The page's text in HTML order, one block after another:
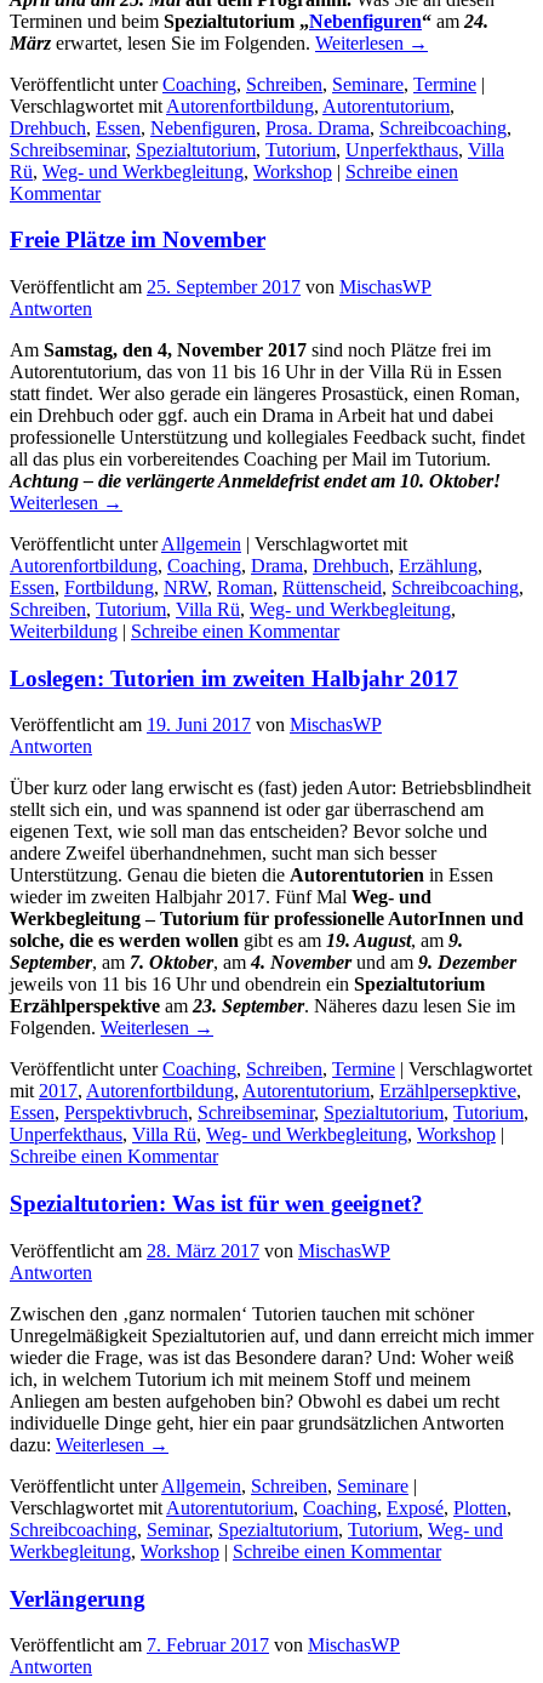
Terminen und beim Spezialtutorium „Nebenfiguren“ am 24.
März erwartet, lesen Sie im Folgenden. Weiterlesen →
Veröffentlicht unter Coaching, Schreiben, Seminare, Termine |
Verschlagwortet mit Autorenfortbildung, Autorentutorium,
Drehbuch, Essen, Nebenfiguren, Prosa. Drama, Schreibcoaching,
Schreibseminar, Spezialtutorium, Tutorium, Unperfekthaus, Villa
Rü, Weg- und Werkbegleitung, Workshop | Schreibe einen
Kommentar
Freie Plätze im November
Veröffentlicht am 25. September 2017 von MischasWP
Antworten
Am Samstag, den 4, November 2017 sind noch Plätze frei im
Autorentutorium, das von 11 bis 16 Uhr in der Villa Rü in Essen
statt findet. Wer also gerade ein längeres Prosastück, einen Roman,
ein Drehbuch oder ggf. auch ein Drama in Arbeit hat und dabei
professionelle Unterstützung und kollegiales Feedback sucht, findet
all das plus ein vorbereitendes Coaching per Mail im Tutorium.
Achtung – die verlängerte Anmeldefrist endet am 10. Oktober!
Weiterlesen →
Veröffentlicht unter Allgemein | Verschlagwortet mit
Autorenfortbildung, Coaching, Drama, Drehbuch, Erzählung,
Essen, Fortbildung, NRW, Roman, Rüttenscheid, Schreibcoaching,
Schreiben, Tutorium, Villa Rü, Weg- und Werkbegleitung,
Weiterbildung | Schreibe einen Kommentar
Loslegen: Tutorien im zweiten Halbjahr 2017
Veröffentlicht am 19. Juni 2017 von MischasWP
Antworten
Über kurz oder lang erwischt es (fast) jeden Autor: Betriebsblindheit
stellt sich ein, und was spannend ist oder gar überraschend am
eigenen Text, wie soll man das entscheiden? Bevor solche und
andere Zweifel überhandnehmen, sucht man sich besser
Unterstützung. Genau die bieten die Autorentutorien in Essen
wieder im zweiten Halbjahr 2017. Fünf Mal Weg- und
Werkbegleitung – Tutorium für professionelle AutorInnen und
solche, die es werden wollen gibt es am 19. August, am 9.
September, am 7. Oktober, am4. Novemberund am 9. Dezember
jeweils von 11 bis 16 Uhr und obendrein ein Spezialtutorium
Erzählperspektive am 23. September. Näheres dazu lesen Sie im
Folgenden. Weiterlesen →
Veröffentlicht unter Coaching, Schreiben, Termine | Verschlagwortet
mit 2017, Autorenfortbildung, Autorentutorium, Erzählpersepktive,
Essen, Perspektivbruch, Schreibseminar, Spezialtutorium, Tutorium,
Unperfekthaus, Villa Rü, Weg- und Werkbegleitung, Workshop |
Schreibe einen Kommentar
Spezialtutorien: Was ist für wen geeignet?
Veröffentlicht am 28. März 2017 von MischasWP
Antworten
Zwischen den ‚ganz normalen‘ Tutorien tauchen mit schöner
Unregelmäßigkeit Spezialtutorien auf, und dann erreicht mich immer
wieder die Frage, was ist das Besondere daran? Und: Woher weiß
ich, in welchem Tutorium ich mit meinem Stoff und meinem
Anliegen am besten aufgehoben bin? Obwohl es dabei um recht
individuelle Dinge geht, hier ein paar grundsätzlichen Antworten
dazu: Weiterlesen →
Veröffentlicht unter Allgemein, Schreiben, Seminare |
Verschlagwortet mit Autorentutorium, Coaching, Exposé, Plotten,
Schreibcoaching, Seminar, Spezialtutorium, Tutorium, Weg- und
Werkbegleitung, Workshop | Schreibe einen Kommentar
Verlängerung
Veröffentlicht am 7. Februar 2017 von MischasWP
Antworten